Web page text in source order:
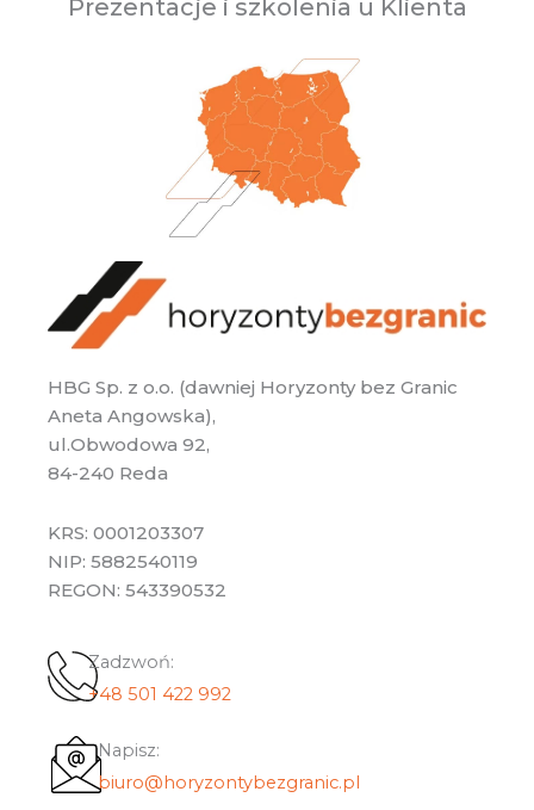
Prezentacje i szkolenia u Klienta
HBG Sp. z o.o. (dawniej Horyzonty bez Granic
Aneta Angowska),
ul.Obwodowa 92,
84-240 Reda
KRS: 0001203307
NIP: 5882540119
REGON: 543390532
Zadzwoń:
+48 501 422 992
Napisz:
biuro@horyzontybezgranic.pl